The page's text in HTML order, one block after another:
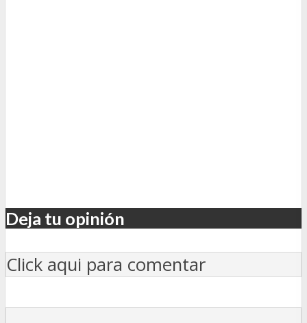
Deja tu opinión
Click aqui para comentar